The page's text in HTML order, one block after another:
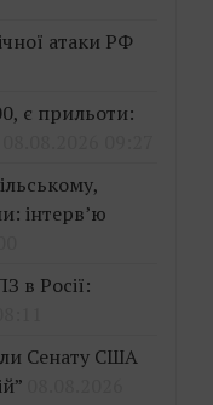
атаки РФ
є прильоти:
інтерв’ю
в Росії:
Сенату США